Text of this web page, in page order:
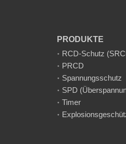
PRODUKTE
RCD-Schutz
PRCD
Spannungsschutz
SPD
Timer